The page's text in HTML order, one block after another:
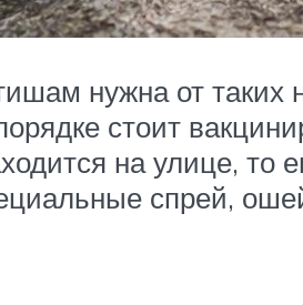
нужна от таких
стоит
на улице,
спрей,